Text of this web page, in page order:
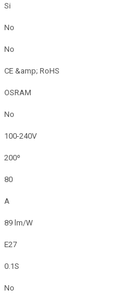
Si
No
No
CE &amp; RoHS
OSRAM
No
100-240V
200º
80
A
89 lm/W
E27
0.1S
No